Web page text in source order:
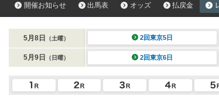
開催お知らせ 出馬表 オッズ 払戻金
5月8日 （土曜） 2回東京5日
5月9日 （日曜） 2回東京6日